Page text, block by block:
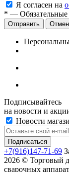
Я согласен на
* — Обязательные
Подписывайтесь
на новости и
Новости
+7(916)147-71-69
2026 © Торговый
сварочных